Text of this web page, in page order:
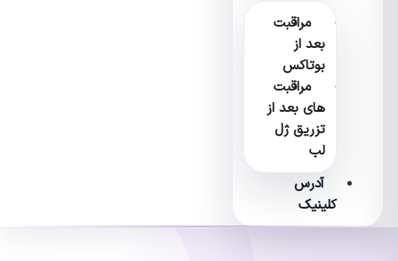
مراقبت
بعد از
بوتاکس
مراقبت
های بعد از
تزریق ژل
لب
آدرس
کلینیک